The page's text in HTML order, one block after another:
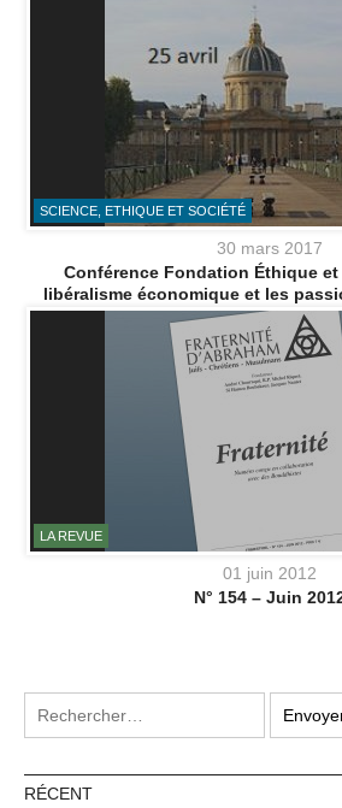
SCIENCE, ETHIQUE ET SOCIÉTÉ
30 mars 2017
Conférence Fondation Éthique
libéralisme économique et les
LA REVUE
01 juin 2012
N° 154 – Juin
RÉCENT